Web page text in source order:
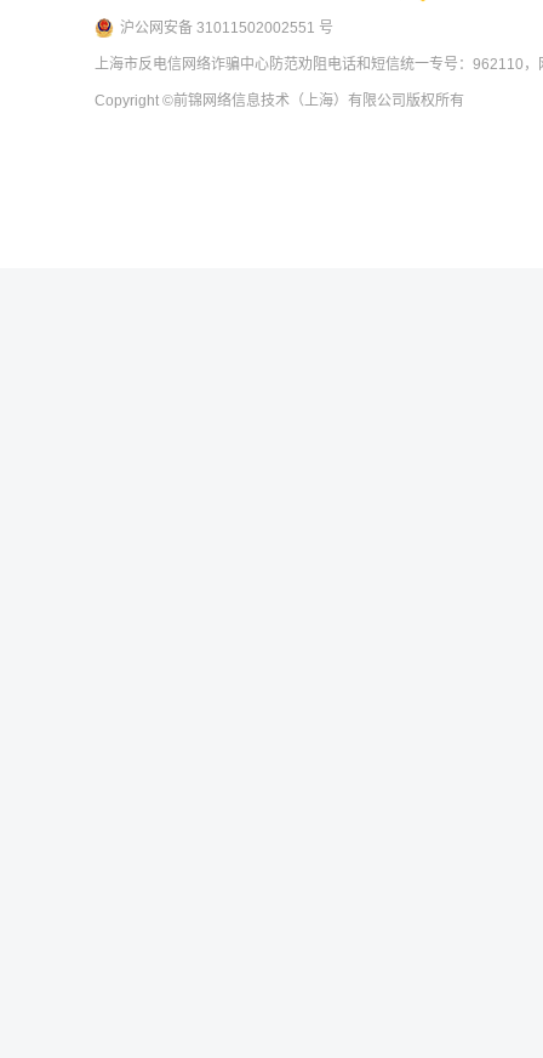
沪公网安备 31011502002551 号
上海市反电信网络诈骗中心防范劝阻电话和短信统一专号：962110
Copyright ©前锦网络信息技术（上海）有限公司 版权所有